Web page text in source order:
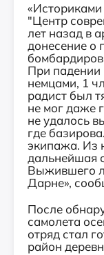
"Центр
лет назад в
донесение о
При падении
немцами, 1
радист был
не мог даже
не удалось
где
экипажа. Из
дальнейшая
Выжившего
Дарне»,
После
самолета
отряд стал
район